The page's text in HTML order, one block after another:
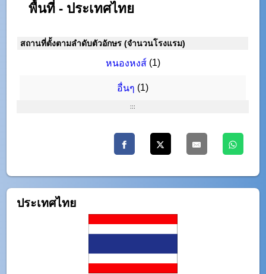
พื้นที่ - ประเทศไทย
สถานที่ตั้งตามลำดับตัวอักษร (จำนวนโรงแรม)
หนองหงส์(1)
อื่นๆ (1)
:::
ประเทศไทย